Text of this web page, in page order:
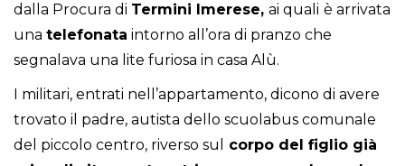
dalla Procura di Termini Imerese, ai quali è arrivata
una telefonata intorno all’ora di pranzo che
segnalava una lite furiosa in casa Alù.
I militari, entrati nell’appartamento, dicono di avere
trovato il padre, autista dello scuolabus comunale
del piccolo centro, riverso sul
corpo del figlio già